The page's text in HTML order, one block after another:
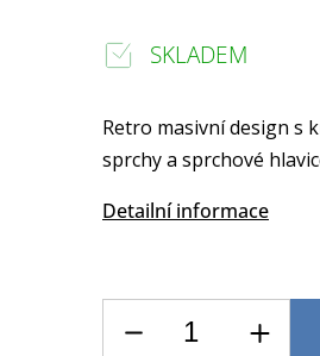
Retro masivní design s
sprchy a sprchové
Detailní informace
SKLADEM